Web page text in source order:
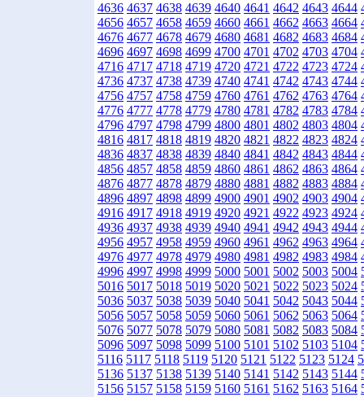
4636 4637 4638 4639 4640 4641 4642 4643 4644
4656 4657 4658 4659 4660 4661 4662 4663 4664
4676 4677 4678 4679 4680 4681 4682 4683 4684
4696 4697 4698 4699 4700 4701 4702 4703 4704
4716 4717 4718 4719 4720 4721 4722 4723 4724
4736 4737 4738 4739 4740 4741 4742 4743 4744
4756 4757 4758 4759 4760 4761 4762 4763 4764
4776 4777 4778 4779 4780 4781 4782 4783 4784
4796 4797 4798 4799 4800 4801 4802 4803 4804
4816 4817 4818 4819 4820 4821 4822 4823 4824
4836 4837 4838 4839 4840 4841 4842 4843 4844
4856 4857 4858 4859 4860 4861 4862 4863 4864
4876 4877 4878 4879 4880 4881 4882 4883 4884
4896 4897 4898 4899 4900 4901 4902 4903 4904
4916 4917 4918 4919 4920 4921 4922 4923 4924
4936 4937 4938 4939 4940 4941 4942 4943 4944
4956 4957 4958 4959 4960 4961 4962 4963 4964
4976 4977 4978 4979 4980 4981 4982 4983 4984
4996 4997 4998 4999 5000 5001 5002 5003 5004
5016 5017 5018 5019 5020 5021 5022 5023 5024
5036 5037 5038 5039 5040 5041 5042 5043 5044
5056 5057 5058 5059 5060 5061 5062 5063 5064
5076 5077 5078 5079 5080 5081 5082 5083 5084
5096 5097 5098 5099 5100 5101 5102 5103 5104
5116 5117 5118 5119 5120 5121 5122 5123 5124
5136 5137 5138 5139 5140 5141 5142 5143 5144
5156 5157 5158 5159 5160 5161 5162 5163 5164